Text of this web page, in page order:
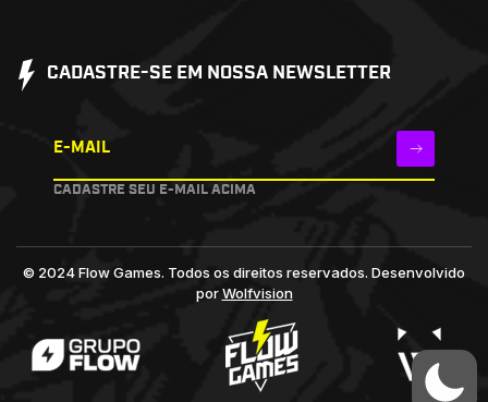
CADASTRE-SE EM NOSSA NEWSLETTER
E-MAIL
CADASTRE SEU E-MAIL ACIMA
© 2024 Flow Games. Todos os direitos reservados. Desenvolvido
porWolfvision